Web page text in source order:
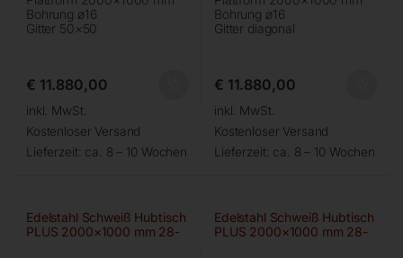
Bohrung ø16
Gitter 50×50
€ 11.880,00
inkl. MwSt.
Kostenloser Versand
Lieferzeit: ca. 8 – 10 Wochen
Bohrung ø16
Gitter diagonal
€ 11.880,00
inkl. MwSt.
Kostenloser Versand
Lieferzeit: ca. 8 – 10 Wochen
Edelstahl Schweiß Hubtisch
PLUS 2000×1000 mm 28-
Edelstahl Schweiß Hubtisch
PLUS 2000×1000 mm 28-